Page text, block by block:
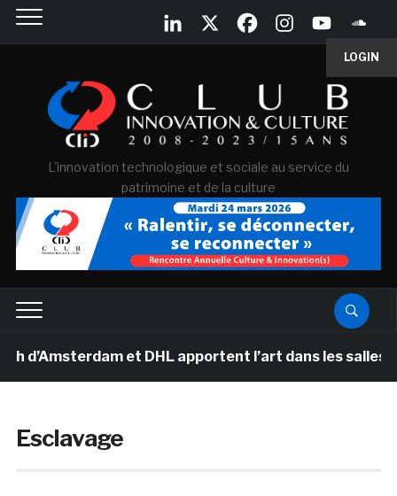
LOGIN
L'innovation technologique et sociale au service du
patrimoine et de la culture
et DHL apportent l’art dans les salles de
Esclavage